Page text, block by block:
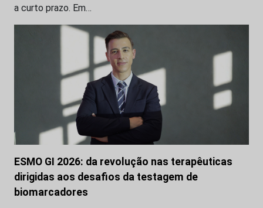
a curto prazo. Em…
ESMO GI 2026: da revolução nas terapêuticas
dirigidas aos desafios da testagem de
biomarcadores